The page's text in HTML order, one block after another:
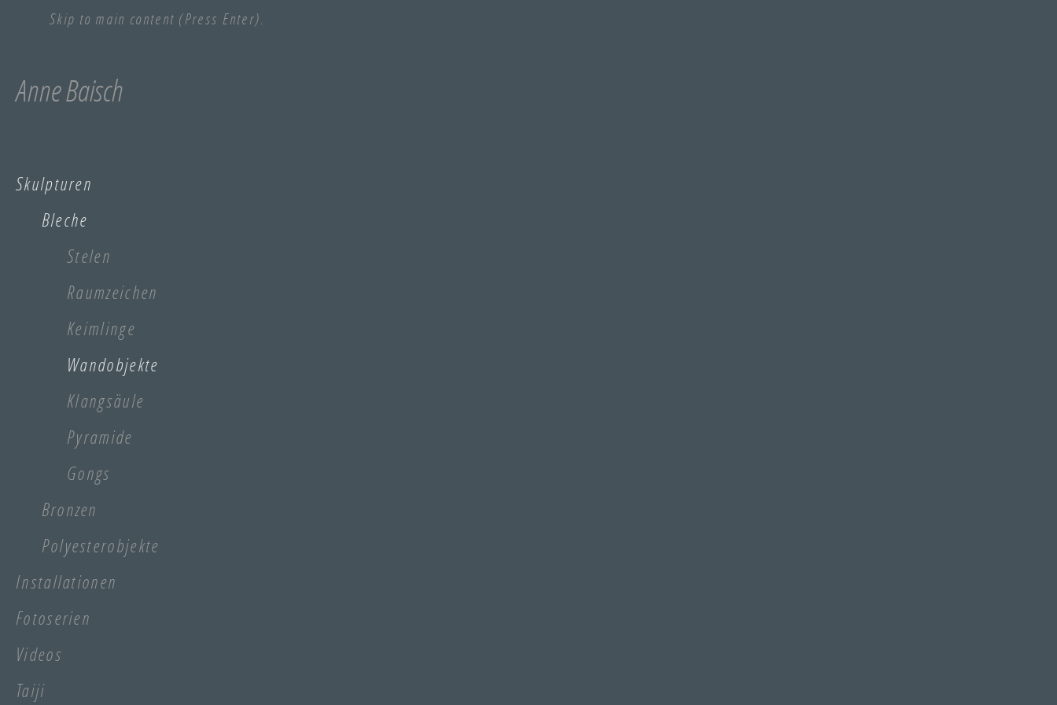
Skip to main content (Press Enter).
Anne Baisch
Skulpturen
Bleche
Stelen
Raumzeichen
Keimlinge
Wandobjekte
Klangsäule
Pyramide
Gongs
Bronzen
Polyesterobjekte
Installationen
Fotoserien
Videos
Taiji